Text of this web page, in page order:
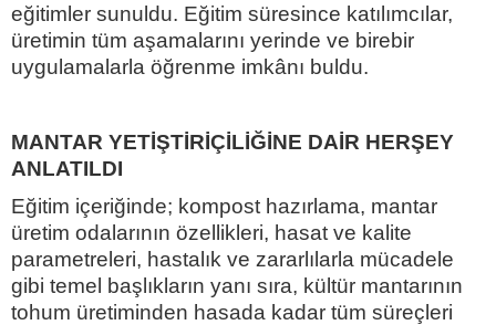
eğitimler sunuldu. Eğitim süresince katılımcılar,
üretimin tüm aşamalarını yerinde ve birebir
uygulamalarla öğrenme imkânı buldu.
MANTAR YETİŞTİRİÇİLİĞİNE DAİR HERŞEY
ANLATILDI
Eğitim içeriğinde; kompost hazırlama, mantar
üretim odalarının özellikleri, hasat ve kalite
parametreleri, hastalık ve zararlılarla mücadele
gibi temel başlıkların yanı sıra, kültür mantarının
tohum üretiminden hasada kadar tüm süreçleri